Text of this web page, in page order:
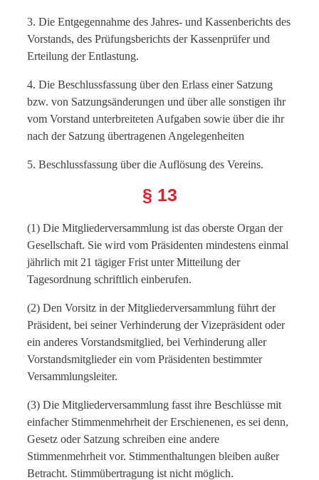
3. Die Entgegennahme des Jahres- und Kassenberichts des
Vorstands, des Prüfungsberichts der Kassenprüfer und
Erteilung der Entlastung.
4. Die Beschlussfassung über den Erlass einer Satzung
bzw. von Satzungsänderungen und über alle sonstigen ihr
vom Vorstand unterbreiteten Aufgaben sowie über die ihr
nach der Satzung übertragenen Angelegenheiten
5. Beschlussfassung über die Auflösung des Vereins.
§ 13
(1) Die Mitgliederversammlung ist das oberste Organ der
Gesellschaft. Sie wird vom Präsidenten mindestens einmal
jährlich mit 21 tägiger Frist unter Mitteilung der
Tagesordnung schriftlich einberufen.
(2) Den Vorsitz in der Mitgliederversammlung führt der
Präsident, bei seiner Verhinderung der Vizepräsident oder
ein anderes Vorstandsmitglied, bei Verhinderung aller
Vorstandsmitglieder ein vom Präsidenten bestimmter
Versammlungsleiter.
(3) Die Mitgliederversammlung fasst ihre Beschlüsse mit
einfacher Stimmenmehrheit der Erschienenen, es sei denn,
Gesetz oder Satzung schreiben eine andere
Stimmenmehrheit vor. Stimmenthaltungen bleiben außer
Betracht. Stimmübertragung ist nicht möglich.